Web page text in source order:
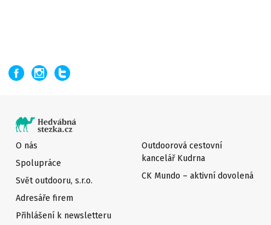
O nás
Spolupráce
Svět outdooru, s.r.o.
Adresáře firem
Přihlášení k newsletteru
Outdoorová cestovní
kancelář Kudrna
CK Mundo – aktivní dovolená